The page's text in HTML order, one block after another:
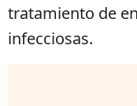
tratamiento de
infecciosas.